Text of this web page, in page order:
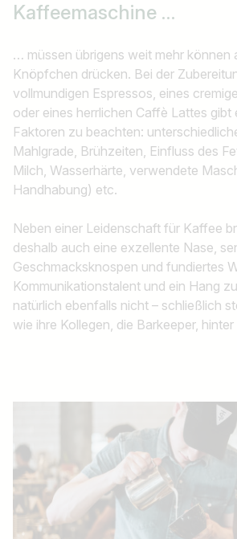
Kaffeemaschine …
… müssen übrigens weit mehr können
Knöpfchen drücken. Bei der
vollmundigen Espressos, eines
oder eines herrlichen Caffè Lattes gibt
Faktoren zu beachten:
Mahlgrade, Brühzeiten, Einfluss des
Milch, Wasserhärte, verwendete
Handhabung) etc.
Neben einer Leidenschaft für Kaffee
deshalb auch eine exzellente Nase,
Geschmacksknospen und fundiertes
Kommunikationstalent und ein Hang
natürlich ebenfalls nicht – schließlich
wie ihre Kollegen, die Barkeeper,